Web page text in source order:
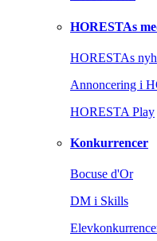
HORESTAs
HORESTAs
Annoncering i
HORESTA Play
Konkurrencer
Bocuse d'Or
DM i Skills